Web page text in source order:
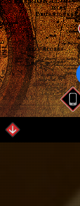
業務内容
パーツ情報